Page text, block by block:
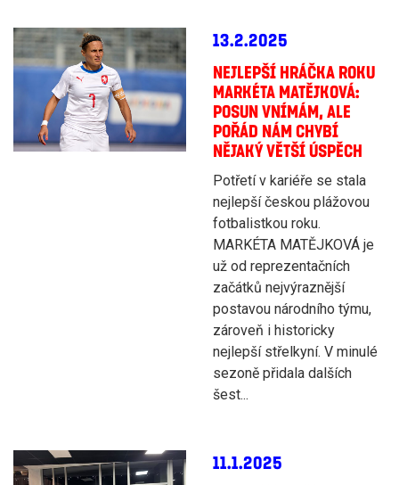
13.2.2025
NEJLEPŠÍ HRÁČKA ROKU
MARKÉTA MATĚJKOVÁ:
POSUN VNÍMÁM, ALE
POŘÁD NÁM CHYBÍ
NĚJAKÝ VĚTŠÍ ÚSPĚCH
Potřetí v kariéře se stala
nejlepší českou plážovou
fotbalistkou roku.
MARKÉTA MATĚJKOVÁ je
už od reprezentačních
začátků nejvýraznější
postavou národního týmu,
zároveň i historicky
nejlepší střelkyní. V minulé
sezoně přidala dalších
šest...
11.1.2025